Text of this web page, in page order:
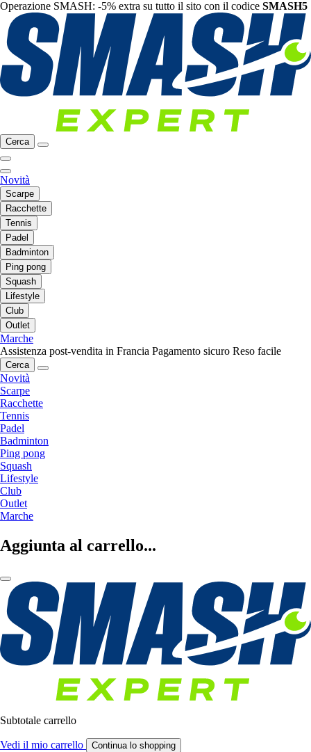
Operazione SMASH: -5% extra su tutto il sito con il codice SMASH5
Cerca
Novità
Scarpe
Racchette
Tennis
Padel
Badminton
Ping pong
Squash
Lifestyle
Club
Outlet
Marche
Assistenza post-vendita in Francia Pagamento sicuro Reso facile
Cerca
Novità
Scarpe
Racchette
Tennis
Padel
Badminton
Ping pong
Squash
Lifestyle
Club
Outlet
Marche
Aggiunta al carrello...
Subtotale carrello
Vedi il mio carrello Continua lo shopping